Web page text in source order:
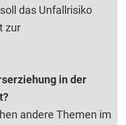
das Unfallrisiko
zur
in der
andere Themen im